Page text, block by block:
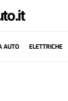
AUTO ELETTRICHE